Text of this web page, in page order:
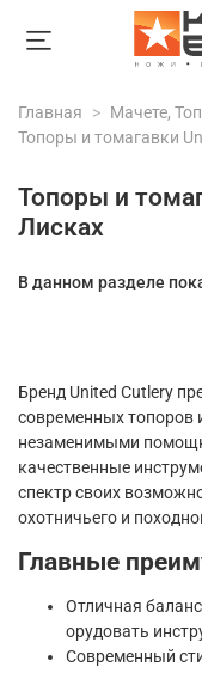
Главная Мачете,
Топоры и томагавки
Топоры и
Лисках
В данном разделе
Бренд United Cutlery
современных топоров
незаменимыми
качественные
спектр своих
охотничьего и
Главные
Отличная
орудовать
Современный